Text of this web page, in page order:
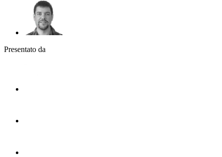
Presentato da